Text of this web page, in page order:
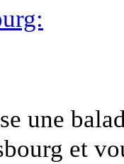
une
et